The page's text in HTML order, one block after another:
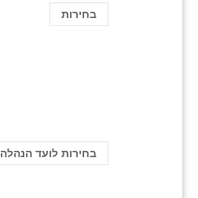
בחירות
בחירות לועד הנהלה